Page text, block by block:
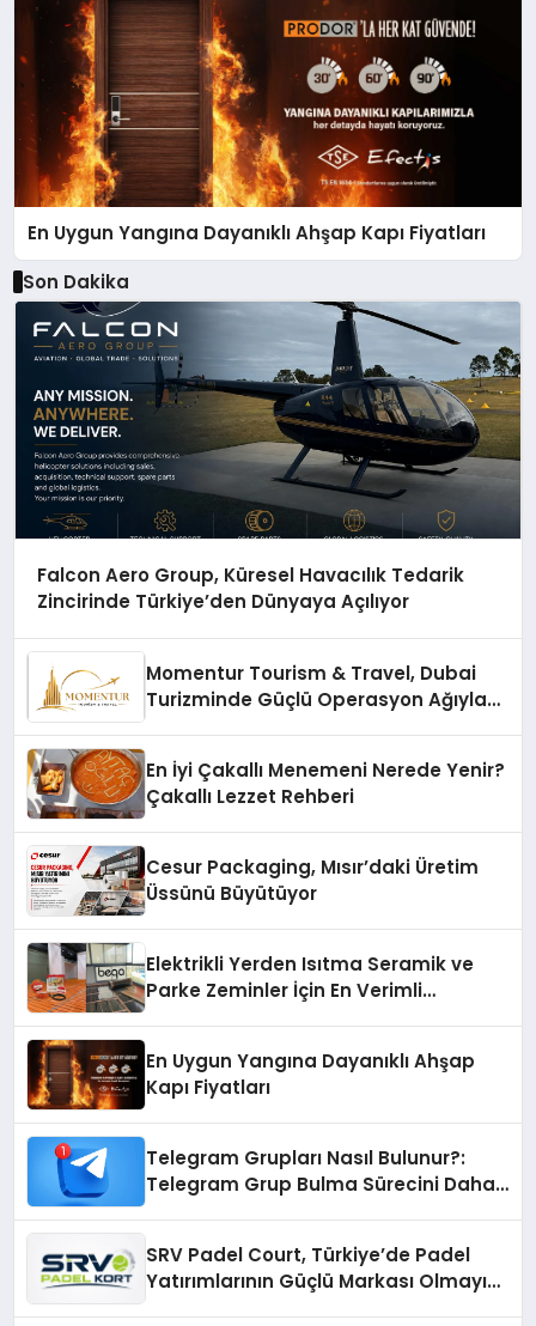
En Uygun Yangına Dayanıklı Ahşap Kapı Fiyatları
Son Dakika
Falcon Aero Group, Küresel Havacılık Tedarik
Zincirinde Türkiye’den Dünyaya Açılıyor
Momentur Tourism & Travel, Dubai
Turizminde Güçlü Operasyon Ağıyla
En İyi Çakallı Menemeni Nerede Yenir?
Çakallı Lezzet Rehberi
Cesur Packaging, Mısır’daki Üretim
Üssünü Büyütüyor
Elektrikli Yerden Isıtma Seramik ve
Parke Zeminler İçin En Verimli
En Uygun Yangına Dayanıklı Ahşap
Kapı Fiyatları
Telegram Grupları Nasıl Bulunur?:
Telegram Grup Bulma Sürecini Daha
SRV Padel Court, Türkiye’de Padel
Yatırımlarının Güçlü Markası Olmayı